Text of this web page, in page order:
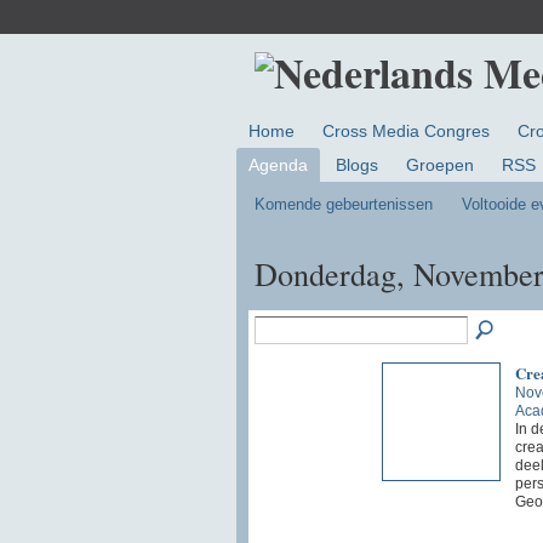
Home Cross Media Congres
Agenda
Blogs Groepen RSS
Komende gebeurtenissen Voltooide
Donderdag,
In